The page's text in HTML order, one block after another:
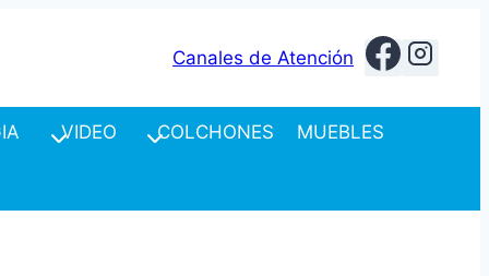
Canales de Atención
VIDEO COLCHONES MUEBLES